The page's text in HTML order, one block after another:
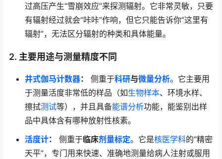
过高压产生“雪崩效应”来探测辐射。它非常灵敏，只要
有辐射经过就会“咔咔”作响，但它只能告诉你“这里有
辐射”，无法区分辐射的种类和具体能量。
2. 主要用途与测量精度不同
井式伽马计数器： 侧重于科研与微量分析。它主要用
于测量活度非常低的样品（如生物样本、环境水样、
擦拭测试等），并且具备能谱分析功能，能鉴别出样
品中具体含有哪种放射性核素。
活度计： 侧重于临床剂量标定。它是核医学科的“精密
天平”，专门用来快速、准确地测量给病人注射或服用